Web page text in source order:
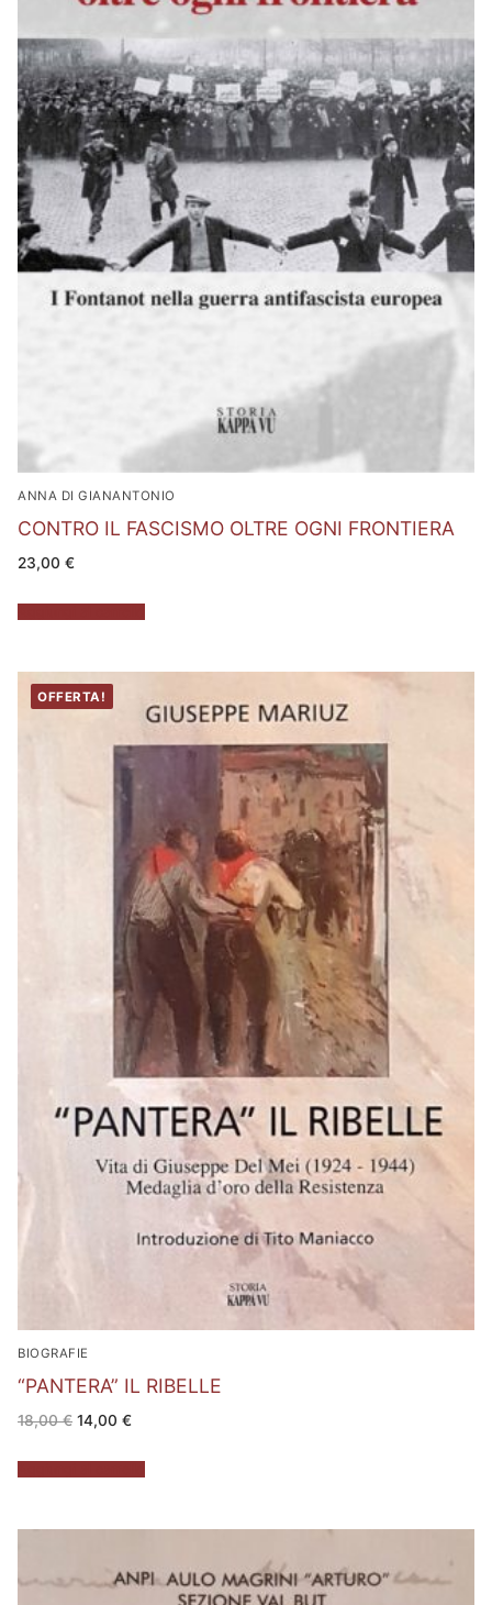
ANNA DI GIANANTONIO
CONTRO IL FASCISMO OLTRE OGNI FRONTIERA
23,00 €
OFFERTA!
BIOGRAFIE
“PANTERA” IL RIBELLE
18,00€ Il
prezzo
era:
18,00 €.
14,00 €Il
è:
14,00 €.